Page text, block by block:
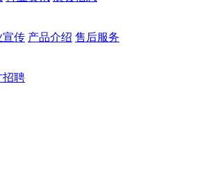
宣传 产品介绍 售后服务
招聘